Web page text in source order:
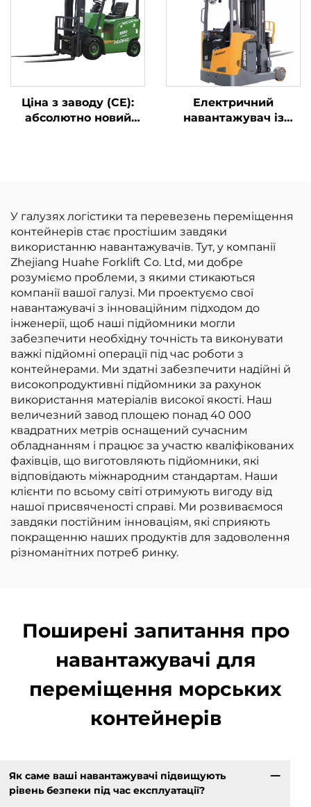
висоту до 7 м
Ціна з заводу (CE):
абсолютно новий
будь-якому ґрунті
Електричний
навантажувач із
У галузях логістики та перевезень переміщення
контейнерів стає простішим завдяки
використанню навантажувачів. Тут, у компанії
Zhejiang Huahe Forklift Co. Ltd, ми добре
розуміємо проблеми, з якими стикаються
компанії вашої галузі. Ми проектуємо свої
навантажувачі з інноваційним підходом до
інженерії, щоб наші підйомники могли
забезпечити необхідну точність та виконувати
важкі підйомні операції під час роботи з
контейнерами. Ми здатні забезпечити надійні й
високопродуктивні підйомники за рахунок
використання матеріалів високої якості. Наш
величезний завод площею понад 40 000
квадратних метрів оснащений сучасним
обладнанням і працює за участю кваліфікованих
фахівців, що виготовляють підйомники, які
відповідають міжнародним стандартам. Наши
клієнти по всьому світі отримують вигоду від
нашої присвяченості справі. Ми розвиваємося
завдяки постійним інноваціям, які сприяють
покращенню наших продуктів для задоволення
різноманітних потреб ринку.
Поширені запитання про
навантажувачі для
переміщення морських
контейнерів
Як саме ваші навантажувачі підвищують
рівень безпеки під час експлуатації?